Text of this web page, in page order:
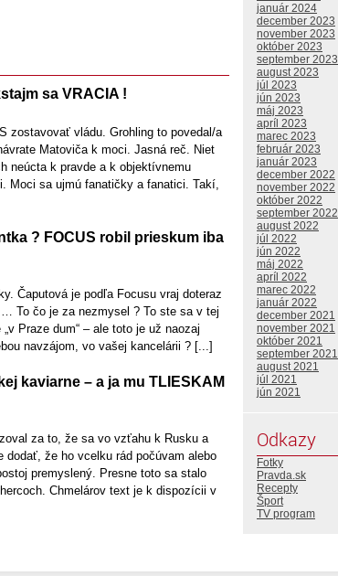
sa VRACIA !
zostavovať vládu. Grohling to povedal/a
Matoviča k moci. Jasná reč. Niet
neúcta k pravde a k objektívnemu
Moci sa ujmú fanatičky a fanatici. Takí,
? FOCUS robil prieskum iba
Čaputová je podľa Focusu vraj doteraz
To čo je za nezmysel ? To ste sa v tej
Praze dum“ – ale toto je už naozaj
navzájom, vo vašej kancelárii ? [...]
kaviarne – a ja mu TLIESKAM
za to, že sa vo vzťahu k Rusku a
dodať, že ho vcelku rád počúvam alebo
premyslený. Presne toto sa stalo
Chmelárov text je k dispozícii v
január 2024
december 2023
november 2023
október 2023
september 2023
august 2023
júl 2023
jún 2023
máj 2023
apríl 2023
marec 2023
február 2023
január 2023
december 2022
november 2022
október 2022
september 2022
august 2022
júl 2022
jún 2022
máj 2022
apríl 2022
marec 2022
január 2022
december 2021
november 2021
október 2021
september 2021
august 2021
júl 2021
jún 2021
Odkazy
Fotky
Pravda.sk
Recepty
Šport
TV program